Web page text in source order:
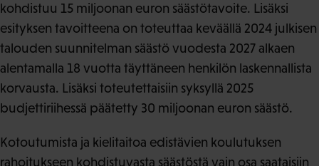
kohdistuu 15 miljoonan euron säästötavoite. Lisäksi
esityksen tavoitteena on toteuttaa keväällä 2024 julkisen
talouden suunnitelman säästö vuodesta 2027 alkaen
alentamalla 18 vuotta täyttäneen henkilön laskennallista
korvausta. Lisäksi toteutettaisiin syksyllä 2025
budjettiriihessä päätetty 30 miljoonan euron säästö.
Kotoutumista ja kielitaitoa edistävien koulutuksen
rahoitukseen kohdistuvasta säästöstä vain osa saataisiin